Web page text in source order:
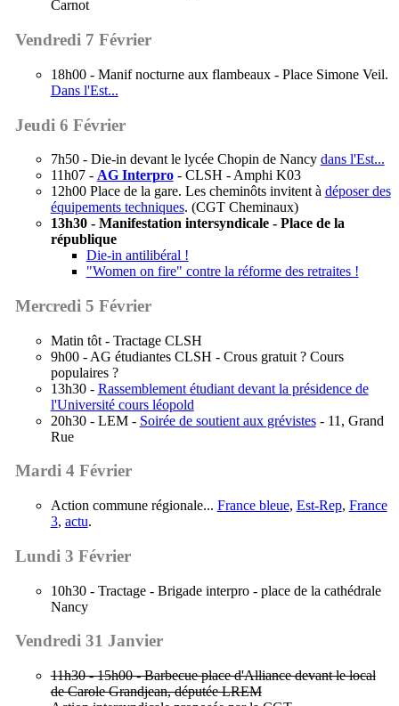
Vendredi 31 Janvier
11h30 - 15h00 - Barbecue place d'Alliance devant le local
de Carole Grandjean, députée LREM
Lundi 3 Février
10h30 - Tractage - Brigade interpro - place de la cathédrale
Nancy
Mardi 4 Février
Action commune régionale... France bleue, Est-Rep, France
3, actu.
Mercredi 5 Février
Matin tôt - Tractage CLSH
9h00 - AG étudiantes CLSH - Crous gratuit ? Cours
populaires ?
13h30 - Rassemblement étudiant devant la présidence de
l'Université cours léopold
20h30 - LEM - Soirée de soutient aux grévistes- 11, Grand
Rue
Jeudi 6 Février
7h50 - Die-in devant le lycée Chopin de Nancy dans l'Est...
11h07 - AG Interpro- CLSH - Amphi K03
12h00 Place de la gare. Les cheminôts invitent à déposer des
équipements techniques. (CGT Cheminaux)
13h30 - Manifestation intersyndicale - Place de la
république
Die-in antilibéral !
"Women on fire" contre la réforme des retraites !
Vendredi 7 Février
18h00 - Manif nocturne aux flambeaux - Place Simone Veil.
Dans l'Est...
Carnot